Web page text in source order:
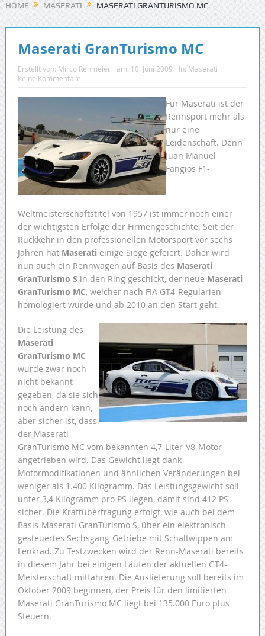
HOME MASERATI MASERATI GRANTURISMO MC
Maserati GranTurismo MC
Erstellt von: Mirco Rehmeier am: 10. Juni 2009 In: Maserati
Keine Kommentare
Für Maserati ist der
Rennsport mehr als
nur eine
Leidenschaft. Denn
Juan Manuel
Fangios F1-
Weltmeisterschaftstitel von 1957 ist immer noch einer
der wichtigsten Erfolge der Firmengeschichte. Seit der
Rückkehr in den professionellen Motorsport vor sechs
Jahren hat Maserati einige Siege gefeiert. Daher wird
nun auch ein Rennwagen auf Basis des Maserati
GranTurismo S in den Ring geschickt, der neue Maserati
GranTurismo MC, welcher nach FIA GT4-Regularien
homologiert wurde und ab 2010 an den Start geht.
Die Leistung des
Maserati
GranTurismo MC
wurde zwar noch
nicht bekannt
gegeben, da sie sich
noch ändern kann,
aber sicher ist, dass
der Maserati
GranTurismo MC vom bekannten 4,7-Liter-V8-Motor
angetrieben wird. Das Gewicht liegt dank
Motormodifikationen und ähnlichen Veränderungen bei
weniger als 1.400 Kilogramm. Das Leistungsgewicht soll
unter 3,4 Kilogramm pro PS liegen, damit sind 412 PS
sicher. Die Kraftübertragung erfolgt, wie auch bei dem
Basis-Maserati GranTurismo S, über ein elektronisch
gesteuertes Sechsgang-Getriebe mit Schaltwippen am
Lenkrad. Zu Testzwecken wird der Renn-Maserati bereits
in diesem Jahr bei einigen Läufen der aktuellen GT4-
Meisterschaft mitfahren. Die Auslieferung soll bereits im
Oktober 2009 beginnen, der Preis für den limitierten
Maserati GranTurismo MC liegt bei 135.000 Euro plus
Steuern.